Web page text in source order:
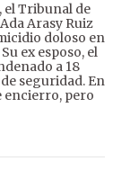
el Tribunal de
Arasy Ruiz
doloso en
ex esposo, el
a 18
seguridad. En
encierro, pero